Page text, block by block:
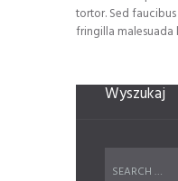
tortor. Sed
fringilla malesuada
Wyszukaj